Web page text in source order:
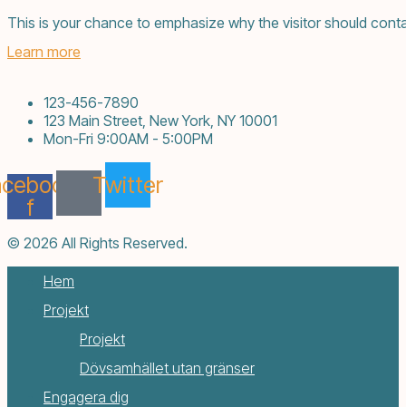
This is your chance to emphasize why the visitor should
Learn more
123-456-7890
123 Main Street, New York, NY 10001
Mon-Fri 9:00AM - 5:00PM
f
Twitter
© 2026 All Rights Reserved.
Hem
Projekt
Projekt
Dövsamhället utan gränser
Engagera dig